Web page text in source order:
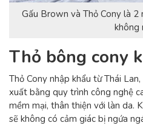
Gấu Brown và Thỏ Cony là 2
không
Thỏ bông cony
Thỏ Cony nhập khẩu từ Thái
xuất bằng quy trình công nghệ
mềm mại, thân thiện với làn da.
sẽ không có cảm giác bị ngứa